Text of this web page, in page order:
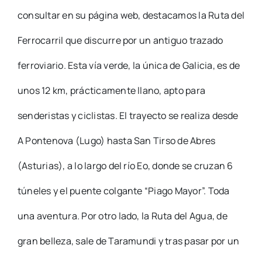
consultar en su página web, destacamos la Ruta del
Ferrocarril que discurre por un antiguo trazado
ferroviario. Esta vía verde, la única de Galicia, es de
unos 12 km, prácticamente llano, apto para
senderistas y ciclistas. El trayecto se realiza desde
A Pontenova (Lugo) hasta San Tirso de Abres
(Asturias), a lo largo del río Eo, donde se cruzan 6
túneles y el puente colgante “Piago Mayor”. Toda
una aventura. Por otro lado, la Ruta del Agua, de
gran belleza, sale de Taramundi y tras pasar por un